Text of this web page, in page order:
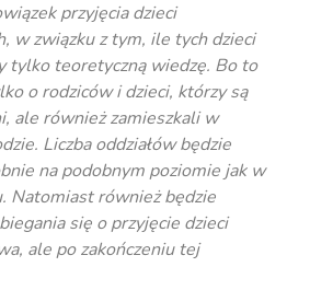
przyjęcia dzieci
w związku z tym, ile tych dzieci
tylko teoretyczną wiedzę. Bo to
o rodziców i dzieci, którzy są
ale również zamieszkali w
Liczba oddziałów będzie
na podobnym poziomie jak w
Natomiast również będzie
się o przyjęcie dzieci
ale po zakończeniu tej